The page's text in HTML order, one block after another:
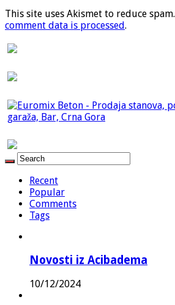
This site uses Akismet to reduce spam.
comment data is processed.
Recent
Popular
Comments
Tags
Novosti iz Acibadema
10/12/2024